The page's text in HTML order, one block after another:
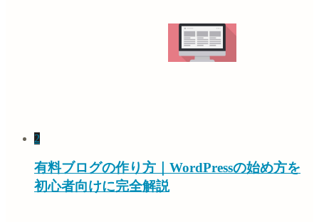
2
有料ブログの作り方｜WordPressの始め方を
初心者向けに完全解説